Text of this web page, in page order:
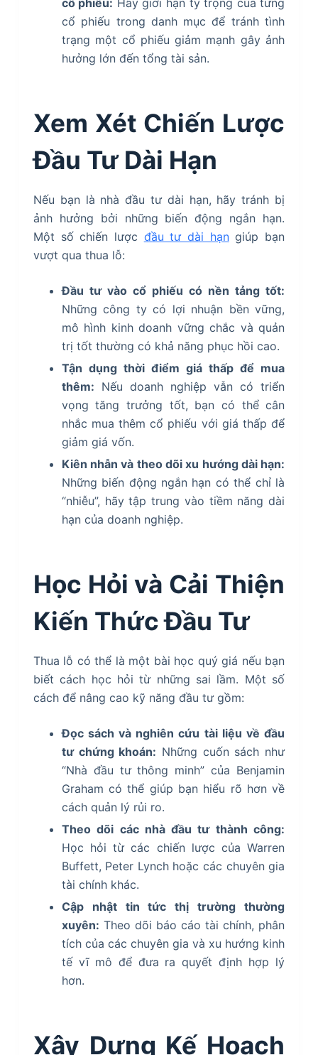
cổ phiếu trong danh mục để tránh tình
trạng một cổ phiếu giảm mạnh gây ảnh
hưởng lớn đến tổng tài sản.
Xem Xét Chiến Lược
Đầu Tư Dài Hạn
Nếu bạn là nhà đầu tư dài hạn, hãy tránh bị
ảnh hưởng bởi những biến động ngắn hạn.
Một số chiến lược đầu tư dài hạngiúp bạn
vượt qua thua lỗ:
Đầu tư vào cổ phiếu có nền tảng tốt:
Những công ty có lợi nhuận bền vững,
mô hình kinh doanh vững chắc và quản
trị tốt thường có khả năng phục hồi cao.
Tận dụng thời điểm giá thấp để mua
thêm: Nếu doanh nghiệp vẫn có triển
vọng tăng trưởng tốt, bạn có thể cân
nhắc mua thêm cổ phiếu với giá thấp để
giảm giá vốn.
Kiên nhẫn và theo dõi xu hướng dài hạn:
Những biến động ngắn hạn có thể chỉ là
“nhiễu”, hãy tập trung vào tiềm năng dài
hạn của doanh nghiệp.
Học Hỏi và Cải Thiện
Kiến Thức Đầu Tư
Thua lỗ có thể là một bài học quý giá nếu bạn
biết cách học hỏi từ những sai lầm. Một số
cách để nâng cao kỹ năng đầu tư gồm:
Đọc sách và nghiên cứu tài liệu về đầu
tư chứng khoán: Những cuốn sách như
“Nhà đầu tư thông minh” của Benjamin
Graham có thể giúp bạn hiểu rõ hơn về
cách quản lý rủi ro.
Theo dõi các nhà đầu tư thành công:
Học hỏi từ các chiến lược của Warren
Buffett, Peter Lynch hoặc các chuyên gia
tài chính khác.
Cập nhật tin tức thị trường thường
xuyên: Theo dõi báo cáo tài chính, phân
tích của các chuyên gia và xu hướng kinh
tế vĩ mô để đưa ra quyết định hợp lý
hơn.
Xây Dựng Kế Hoạch